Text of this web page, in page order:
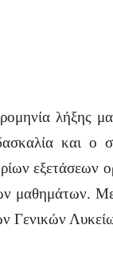
λήξης
και ο
εξετάσεων
μαθημάτων.
Γενικών